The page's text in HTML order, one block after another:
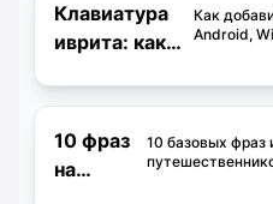
Клавиатура
иврита: как
компьютере
Как
Android,
10 фраз
на
10 базовых фраз